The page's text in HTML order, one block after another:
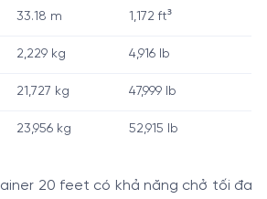
33.18 m 1,172 ft³
2,229 kg 4,916 lb
21,727 kg 47,999 lb
23,956 kg 52,915 lb
20 feet có khả năng chở tối đa